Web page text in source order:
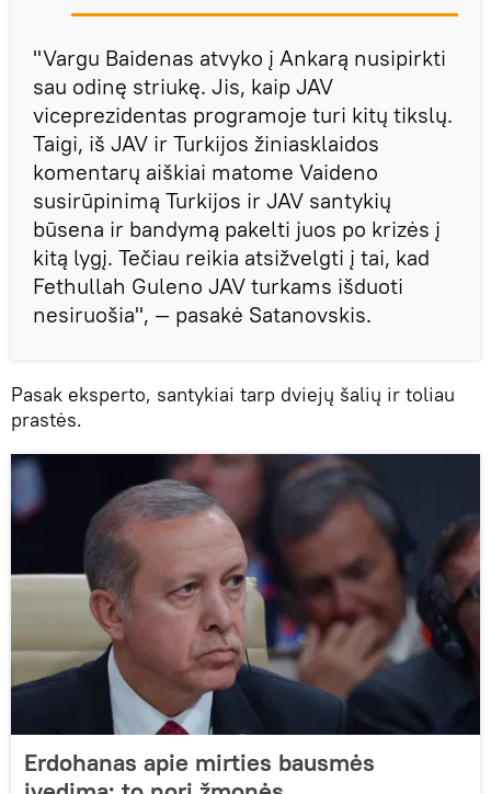
"Vargu Baidenas atvyko į Ankarą nusipirkti
sau odinę striukę. Jis, kaip JAV
viceprezidentas programoje turi kitų tikslų.
Taigi, iš JAV ir Turkijos žiniasklaidos
komentarų aiškiai matome Vaideno
susirūpinimą Turkijos ir JAV santykių
būsena ir bandymą pakelti juos po krizės į
kitą lygį. Tečiau reikia atsižvelgti į tai, kad
Fethullah Guleno JAV turkams išduoti
nesiruošia", — pasakė Satanovskis.
Pasak eksperto, santykiai tarp dviejų šalių ir toliau
prastės.
Erdohanas apie mirties bausmės